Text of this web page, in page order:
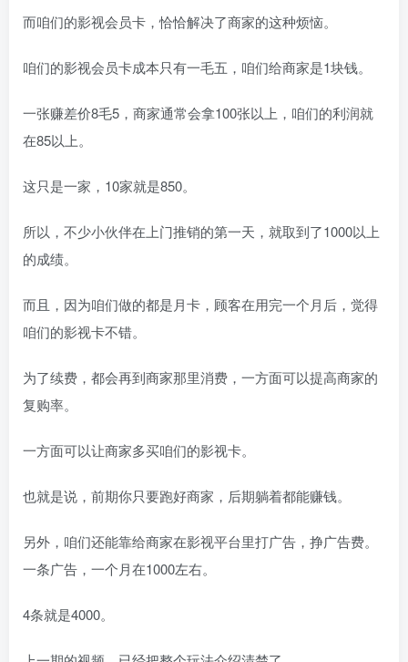
而咱们的影视会员卡，恰恰解决了商家的这种烦恼。
咱们的影视会员卡成本只有一毛五，咱们给商家是1块钱。
一张赚差价8毛5，商家通常会拿100张以上，咱们的利润就
在85以上。
这只是一家，10家就是850。
所以，不少小伙伴在上门推销的第一天，就取到了1000以上
的成绩。
而且，因为咱们做的都是月卡，顾客在用完一个月后，觉得
咱们的影视卡不错。
为了续费，都会再到商家那里消费，一方面可以提高商家的
复购率。
一方面可以让商家多买咱们的影视卡。
也就是说，前期你只要跑好商家，后期躺着都能赚钱。
另外，咱们还能靠给商家在影视平台里打广告，挣广告费。
一条广告，一个月在1000左右。
4条就是4000。